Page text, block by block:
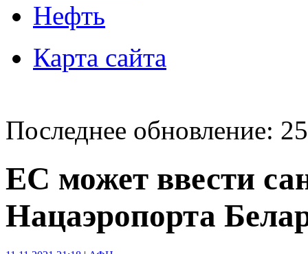
Нефть
Карта сайта
Последнее обновление:
ЕС может ввести
Нацаэропорта